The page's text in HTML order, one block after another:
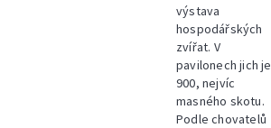
výstava
hospodářských
zvířat. V
pavilonech jich je
900, nejvíc
masného skotu.
Podle chovatelů